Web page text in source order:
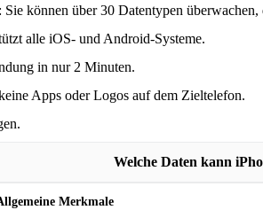
können über 30 Datentypen
alle iOS- und Android-Systeme.
in nur 2 Minuten.
Apps oder Logos auf dem Zieltelefon.
Welche Daten kann
Merkmale